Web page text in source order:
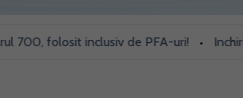
folosit inclusiv de PFA-uri! • Inchiriezi